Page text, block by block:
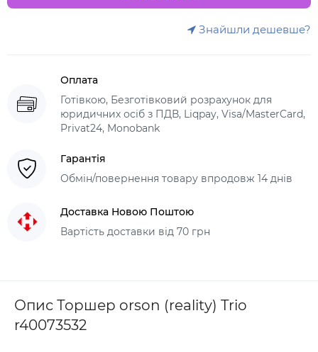
Знайшли дешевше?
Оплата
Готівкою, Безготівковий розрахунок для
юридичних осіб з ПДВ, Liqpay, Visa/MasterCard,
Privat24, Monobank
Гарантія
Обмін/повернення товару впродовж 14 днів
Доставка Новою Поштою
Вартість доставки від 70 грн
Опис Торшер orson (reality) Trio
r40073532